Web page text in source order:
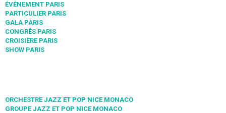
ÉVÉNEMENT PARIS
PARTICULIER PARIS
GALA PARIS
CONGRÈS PARIS
CROISIÈRE PARIS
SHOW PARIS
ORCHESTRE JAZZ ET POP NICE MONACO
GROUPE JAZZ ET POP NICE MONACO